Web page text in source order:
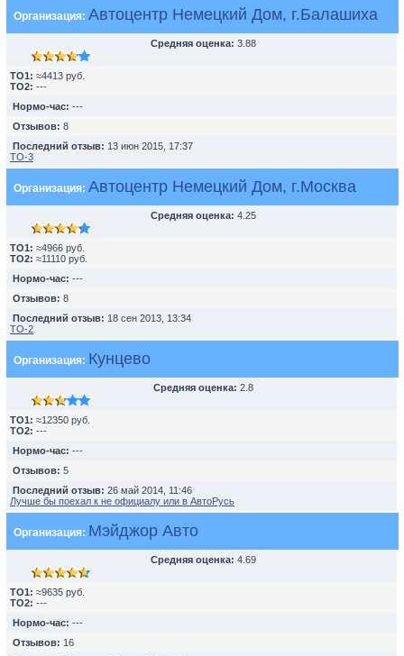
Организация: Автоцентр Немецкий Дом, г.Балашиха
Средняя оценка: 3.88
TO1: ≈4413 руб.
TO2: ---
Нормо-час: ---
Отзывов: 8
Последний отзыв: 13 июн 2015, 17:37
ТО-3
Организация: Автоцентр Немецкий Дом, г.Москва
Средняя оценка: 4.25
TO1: ≈4966 руб.
TO2: ≈11110 руб.
Нормо-час: ---
Отзывов: 8
Последний отзыв: 18 сен 2013, 13:34
TO-2
Организация: Кунцево
Средняя оценка: 2.8
TO1: ≈12350 руб.
TO2: ---
Нормо-час: ---
Отзывов: 5
Последний отзыв: 26 май 2014, 11:46
Лучше бы поехал к не официалу или в АвтоРусь
Организация: Мэйджор Авто
Средняя оценка: 4.69
TO1: ≈9635 руб.
TO2: ---
Нормо-час: ---
Отзывов: 16